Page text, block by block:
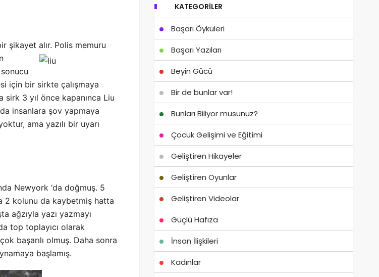
şikayet alır. Polis memuru
için bir sirkte çalışmaya
3 yıl önce kapanınca Liu
insanlara şov yapmaya
ama yazılı bir uyarı
Newyork ‘da doğmuş. 5
2 kolunu da kaybetmiş hatta
ağzıyla yazı yazmayı
top toplayıcı olarak
başarılı olmuş. Daha sonra
başlamış.
KATEGORILER
Başarı Öyküleri
Başarı Yazıları
Beyin Gücü
Bir de bunlar var!
Bunları Biliyor musunuz?
Çocuk Gelişimi ve Eğitimi
Geliştiren Hikayeler
Geliştiren Oyunlar
Geliştiren Videolar
Güçlü Hafıza
İnsan İlişkileri
Kadınlar